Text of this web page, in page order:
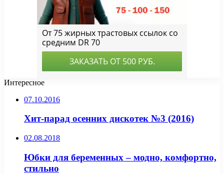
Интересное
07.10.2016
Хит-парад осенних дискотек №3 (2016)
02.08.2018
Юбки для беременных – модно, комфортно,
стильно